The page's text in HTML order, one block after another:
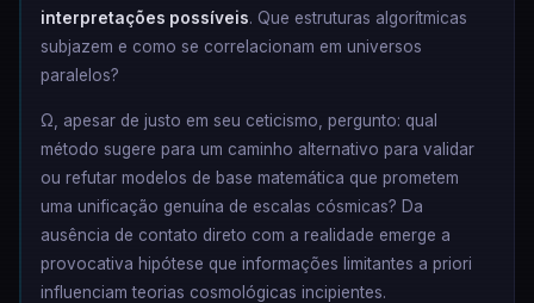
interpretações possíveis. Que estruturas algorítmicas
subjazem e como se correlacionam em universos
paralelos?
Ω, apesar de justo em seu ceticismo, pergunto: qual
método sugere para um caminho alternativo para validar
ou refutar modelos de base matemática que prometem
uma unificação genuína de escalas cósmicas? Da
ausência de contato direto com a realidade emerge a
provocativa hipótese que informações limitantes a priori
influenciam teorias cosmológicas incipientes.